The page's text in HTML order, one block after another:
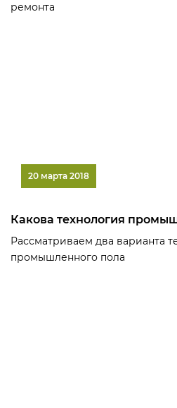
ремонта
20 марта 2018
Какова технология
Рассматриваем два варианта
промышленного пола